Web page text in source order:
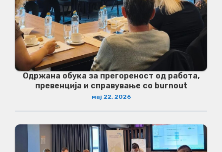
Одржана обука за прегореност од работа,
превенција и справување со burnout
мај 22, 2026